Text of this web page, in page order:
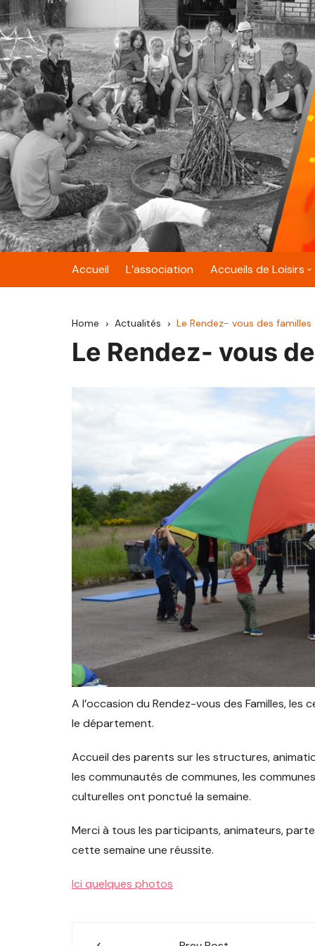
Skip
to
content
Accueil L’association Accueils de Loisirs
Hauts du Val de
Pays d’Héricourt
Mille Étangs
Pays de Lure
Pays de Luxeuil
Pays de Villersexel
Rahin et Chérimont
Val de Gray
Home Actualités Le Rendez- vous des familles
Le Rendez- vous
A l’occasion du Rendez-vous des Familles,
le département.
Accueil des parents sur les structures,
les communautés de communes, les
culturelles ont ponctué la semaine.
Merci à tous les participants, animateurs,
cette semaine une réussite.
Ici quelques photos